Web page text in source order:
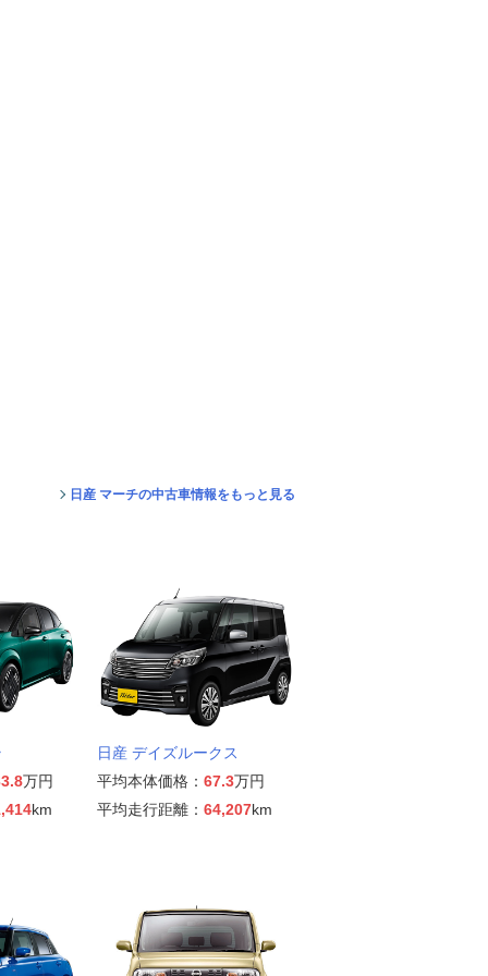
日産 マーチの中古車情報をもっと見る
万円
km
日産 デイズルークス
平均本体価格： 67.3万円
平均走行距離： 64,207km